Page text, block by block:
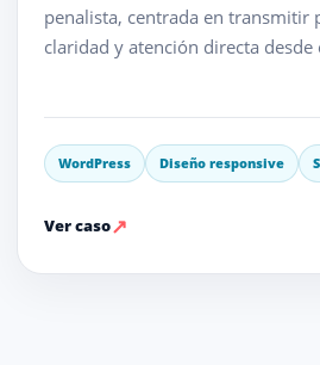
penalista, centrada en transmitir
claridad y atención directa
WordPress Diseño responsive
Ver caso↗